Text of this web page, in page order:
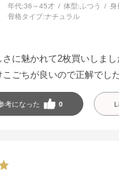
年代:36～45才 体型:ふつう 身
骨格タイプ:ナチュラル
に魅かれて2枚買いしまし
ごちが良いので正解でした
考になった 0